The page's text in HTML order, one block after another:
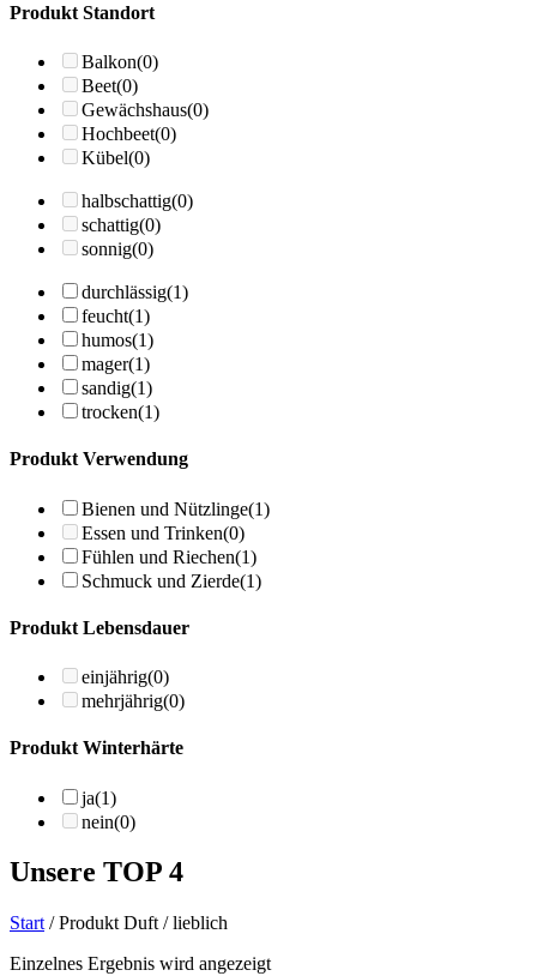
Produkt Standort
Balkon(0)
Beet(0)
Gewächshaus(0)
Hochbeet(0)
Kübel(0)
halbschattig(0)
schattig(0)
sonnig(0)
durchlässig(1)
feucht(1)
humos(1)
mager(1)
sandig(1)
trocken(1)
Produkt Verwendung
Bienen und Nützlinge(1)
Essen und Trinken(0)
Fühlen und Riechen(1)
Schmuck und Zierde(1)
Produkt Lebensdauer
einjährig(0)
mehrjährig(0)
Produkt Winterhärte
ja(1)
nein(0)
Unsere TOP 4
Start / Produkt Duft / lieblich
Einzelnes Ergebnis wird angezeigt